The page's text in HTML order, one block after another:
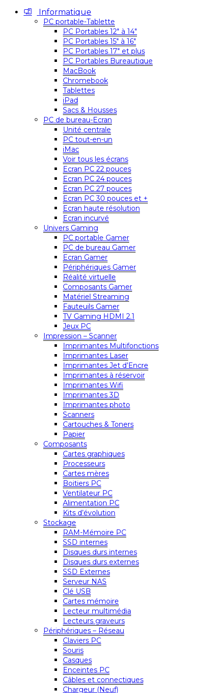
Informatique
PC portable-Tablette
PC Portables 12″ à 14″
PC Portables 15″ à 16″
PC Portables 17″ et plus
PC Portables Bureautique
MacBook
Chromebook
Tablettes
iPad
Sacs & Housses
PC de bureau-Ecran
Unité centrale
PC tout-en-un
iMac
Voir tous les écrans
Ecran PC 22 pouces
Ecran PC 24 pouces
Ecran PC 27 pouces
Ecran PC 30 pouces et +
Ecran haute résolution
Ecran incurvé
Univers Gaming
PC portable Gamer
PC de bureau Gamer
Ecran Gamer
Périphériques Gamer
Réalité virtuelle
Composants Gamer
Matériel Streaming
Fauteuils Gamer
TV Gaming HDMI 2.1
Jeux PC
Impression – Scanner
Imprimantes Multifonctions
Imprimantes Laser
Imprimantes Jet d’Encre
Imprimantes à réservoir
Imprimantes Wifi
Imprimantes 3D
Imprimantes photo
Scanners
Cartouches & Toners
Papier
Composants
Cartes graphiques
Processeurs
Cartes mères
Boitiers PC
Ventilateur PC
Alimentation PC
Kits d’évolution
Stockage
RAM-Mémoire PC
SSD internes
Disques durs internes
Disques durs externes
SSD Externes
Serveur NAS
Clé USB
Cartes mémoire
Lecteur multimédia
Lecteurs graveurs
Périphériques – Réseau
Claviers PC
Souris
Casques
Enceintes PC
Câbles et connectiques
Chargeur (Neuf)